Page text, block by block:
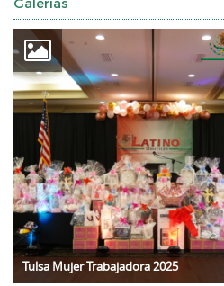
Tulsa Mujer Trabajadora 2025